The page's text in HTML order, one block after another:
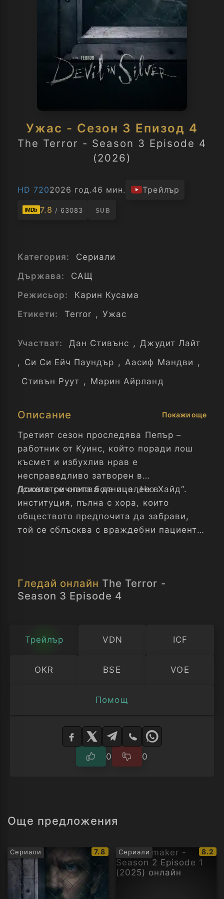
Ужас - Сезон 3 Епизод 4
The Terror - Season 3 Episode 4
(2026)
HD 7202026 год.46 мин. Трейлър
IMDb 7.8 / 63083 SUB
Категория:
Сериали
Държава:
САЩ
Режисьор:
Карин Кусама
Етикети:
Terror , Ужас
Участват: Дан Стивънс , Джудит Лайт
, Си Си Ейч Паундър , Аасиф Мандви ,
Стивън Руут , Марин Айрланд
Описание Покажи още
Третият сезон проследява Пепър –
работник от Куинс, който поради лош
късмет и избухлив нрав е
несправедливо затворен в
психиатричната болница „Ню Хайд“.
Докато се опитва да оцелее в
институция, пълна с хора, които
обществото предпочита да забрави,
той се сблъсква с враждебни пациенти,
единственият път към свободата е да
се изправи срещу демоните – както
Гледай онлайн The Terror -
Season 3 Episode 4
Трейлър VDN ICF
OKR BSE VOE
Помощ
Изберете
0 0
Още предложения
Сериали
IMDb
рейтинг:
7.8 Сериали
IMDb
8.2